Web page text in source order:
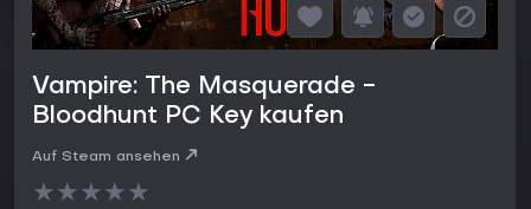
Vampire: The Masquerade -
Bloodhunt PC Key kaufen
Auf Steam ansehen
★★★★★